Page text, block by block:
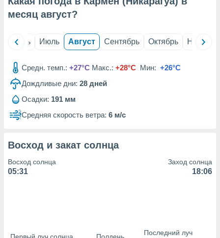
из
данных
месяц август?
Июнь Июль Август Сентябрь Октябрь Ноябрь
Средн. темп.: +27°C Макс.: +28°C Мин: +26°C
Дождливые дни: 28 дней
Осадки: 191 мм
Средняя скорость ветра: 6 м/с
Восход и закат солнца
Восход солнца
05:31
Заход солнца
18:06
Последний луч